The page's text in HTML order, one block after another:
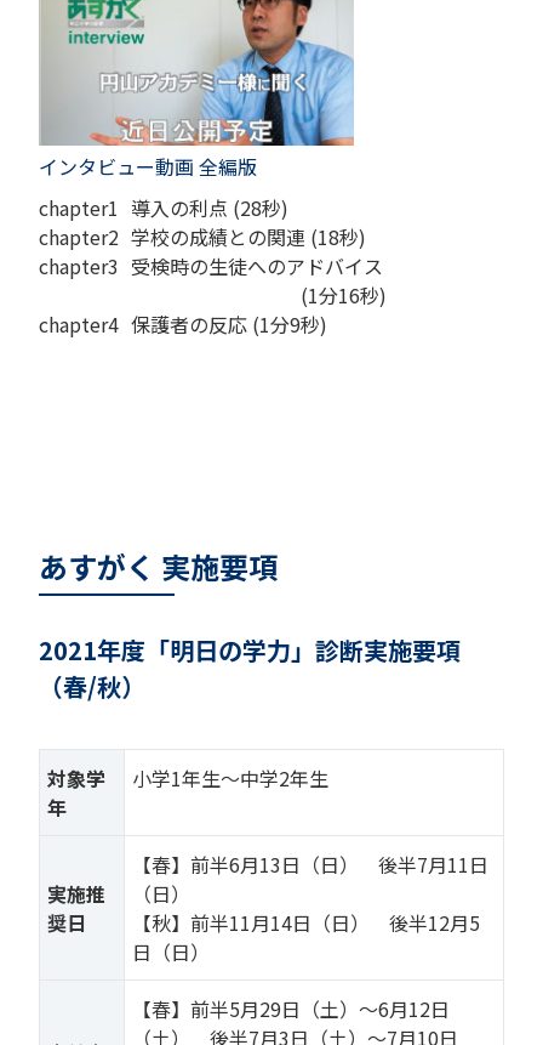
インタビュー動画 全編版
chapter1 導入の利点 (28秒)
chapter2 学校の成績との関連 (18秒)
chapter3 受検時の生徒へのアドバイス
(1分16秒)
chapter4 保護者の反応 (1分9秒)
あすがく 実施要項
2021年度「明日の学力」診断実施要項
（春/秋）
対象学
年
小学1年生～中学2年生
実施推
奨日
【春】前半6月13日（日） 後半7月11日
（日）
【秋】前半11月14日（日） 後半12月5
日（日）
【春】前半5月29日（土）～6月12日
（土） 後半7月3日（土）～7月10日